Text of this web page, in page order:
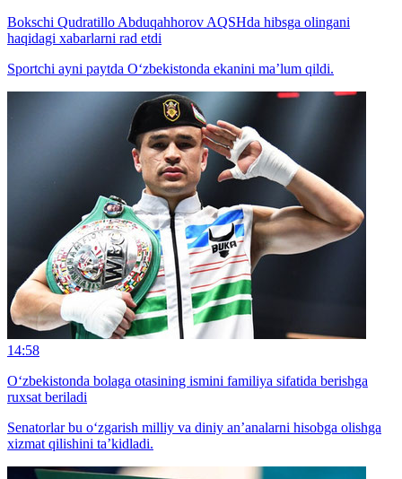
Bokschi Qudratillo Abduqahhorov AQSHda hibsga olingani
haqidagi xabarlarni rad etdi
Sportchi ayni paytda O‘zbekistonda ekanini ma’lum qildi.
14:58
O‘zbekistonda bolaga otasining ismini familiya sifatida berishga
ruxsat beriladi
Senatorlar bu o‘zgarish milliy va diniy an’analarni hisobga olishga
xizmat qilishini ta’kidladi.